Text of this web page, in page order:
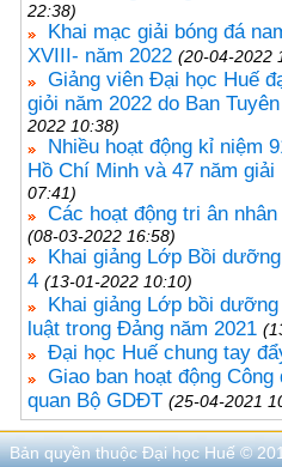
22:38)
Khai mạc giải bóng đá
XVIII- năm 2022 (20-04-2022
Giảng viên Đại học Huế
giỏi năm 2022 do Ban
2022 10:38)
Nhiều hoạt động kỉ niệm
Hồ Chí Minh và 47 năm
07:41)
Các hoạt động tri ân
(08-03-2022 16:58)
Khai giảng Lớp Bồi
4 (13-01-2022 10:10)
Khai giảng Lớp bồi
luật trong Đảng năm 2021
Đại học Huế chung tay
Giao ban hoạt động
quan Bộ GDĐT (25-04-2021
Bản quyền thuộc Đại học Huế ©